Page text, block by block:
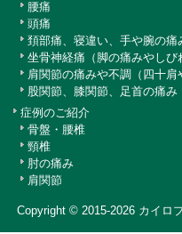
腰痛
頭痛
頚部痛、寝違い、手や腕の痛
坐骨神経痛（脚の痛みやしび
肩関節の痛みや不調（四十肩
股関節、膝関節、足首の痛み
症例のご紹介
骨盤・腰椎
頸椎
肘の痛み
肩関節
Copyright © 2015-2026 カイロ